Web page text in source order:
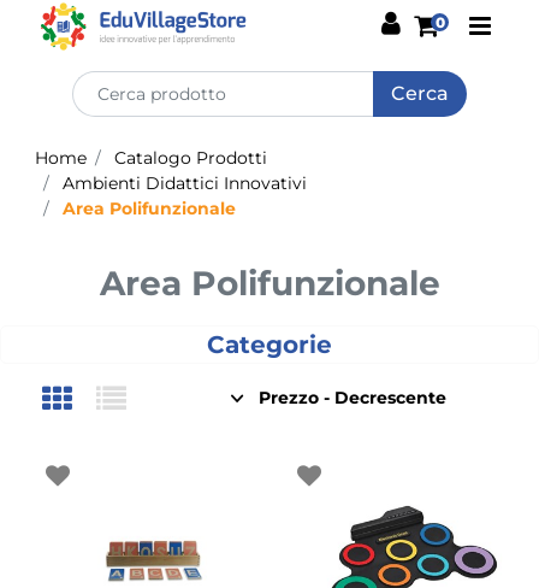
0
Home
Catalogo Prodotti
Ambienti Didattici Innovativi
Area Polifunzionale
Area Polifunzionale
Categorie